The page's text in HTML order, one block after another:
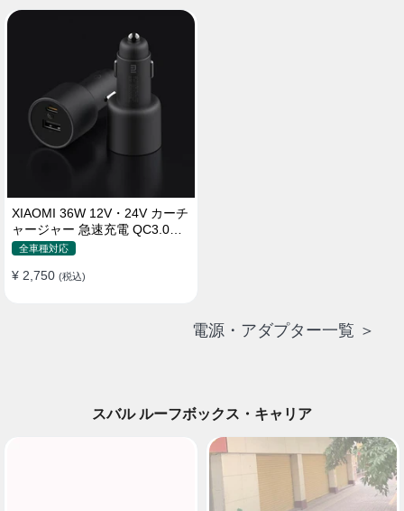
XIAOMI 36W 12V・24V カーチ
ャージャー 急速充電 QC3.0
LEDライト コンパクト 車載充
全車種対応
¥ 2,750 (税込)
電源・アダプター一覧 ＞
スバル ルーフボックス・キャリア